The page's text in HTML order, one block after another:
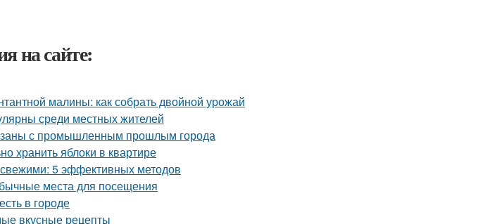
на сайте:
малины: как собрать двойной урожай
среди местных жителей
с промышленным прошлым города
хранить яблоки в квартире
свежими: 5 эффективных методов
места для посещения
в городе
вкусные рецепты